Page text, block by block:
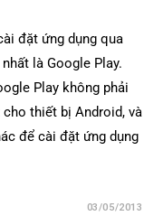
đặt ứng dụng qua
là Google Play.
Play không phải
cho thiết bị Android, và
để cài đặt ứng dụng
03/05/2013